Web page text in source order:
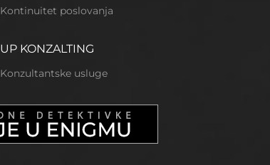
Kontinuitet poslovanja
UP KONZALTING
Konzultantske usluge